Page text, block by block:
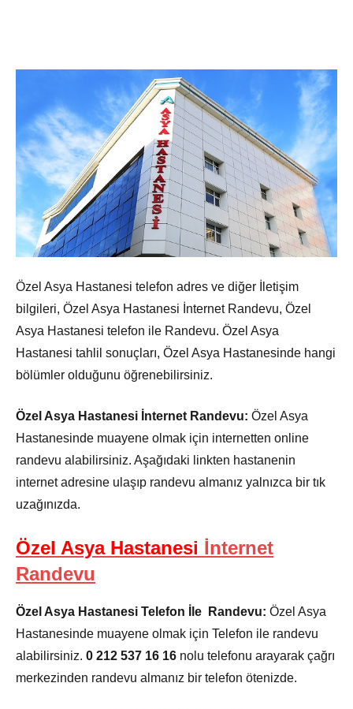
Özel Asya Hastanesi telefon adres ve diğer İletişim
bilgileri, Özel Asya Hastanesi İnternet Randevu, Özel
Asya Hastanesi telefon ile Randevu. Özel Asya
Hastanesi tahlil sonuçları, Özel Asya Hastanesinde hangi
bölümler olduğunu öğrenebilirsiniz.
Özel Asya Hastanesi İnternet Randevu: Özel Asya
Hastanesinde muayene olmak için internetten online
randevu alabilirsiniz. Aşağıdaki linkten hastanenin
internet adresine ulaşıp randevu almanız yalnızca bir tık
uzağınızda.
Özel Asya Hastanesi İnternet
Randevu
Özel Asya Hastanesi Telefon İle Randevu: Özel Asya
Hastanesinde muayene olmak için Telefon ile randevu
alabilirsiniz. 0 212 537 16 16 nolu telefonu arayarak çağrı
merkezinden randevu almanız bir telefon ötenizde.